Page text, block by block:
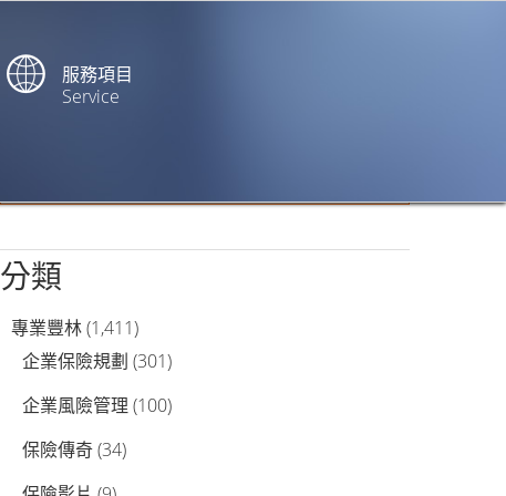
服務項目
Service
分類
專業豐林(1,411)
企業保險規劃 (301)
企業風險管理 (100)
保險傳奇(34)